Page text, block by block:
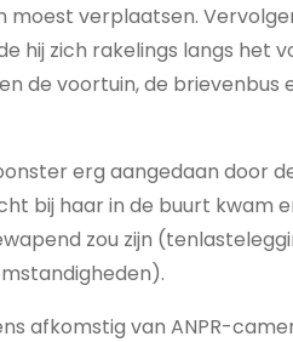
moest verplaatsen.
hij zich rakelings langs het
de voortuin, de brievenbus
erg aangedaan door
bij haar in de buurt kwam
zou zijn
afkomstig van ANPR-